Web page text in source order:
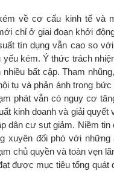
về cơ cấu kinh tế và
chỉ ở giai đoạn khởi
tín dụng vẫn cao so
kém. Ý thức trách
bất cập. Tham
tụ và phản ánh trong
phát vẫn có nguy cơ
kinh doanh và giải quyết
dân cư sụt giảm. Niềm
xuyên đối phó với
chủ quyền và toàn vẹn
được mục tiêu tổng